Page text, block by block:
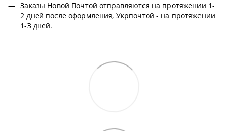
Заказы Новой Почтой отправляются на протяжении 1-
2 дней после оформления, Укрпочтой - на протяжении
1-3 дней.